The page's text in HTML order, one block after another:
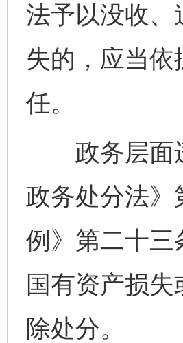
法予以没收、
失的，应当
任。
政务层面违
政务处分法
例》第二十三
国有资产损
除处分。